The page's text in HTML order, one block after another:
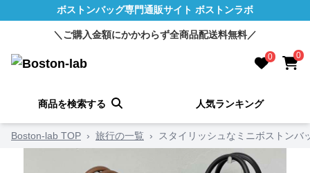
ボストンバッグ専門通販サイト ボストンラボ
＼ご購入金額にかかわらず全商品配送料無料／
0 0
商品を検索する 人気ランキング
Boston-lab TOP › 旅行の一覧 › スタイリッシュなミニボストンバ